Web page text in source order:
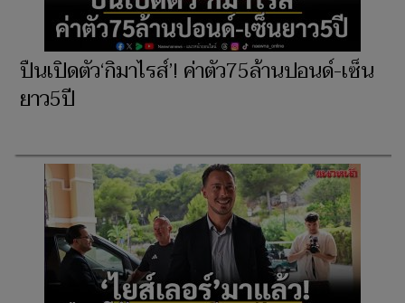
ปืนเปิดตัว‘กิมาไรส์’! ค่าตัว75ล้านปอนด์-เซ็น
ยาว5ปี